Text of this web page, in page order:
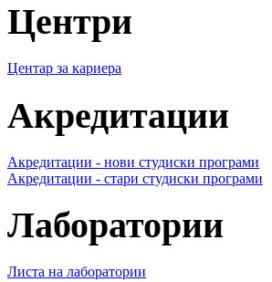
Центри
Центар за кариера
Акредитации
Акредитации - нови студиски програми
Акредитации - стари студиски програми
Лаборатории
Листа на лаборатории